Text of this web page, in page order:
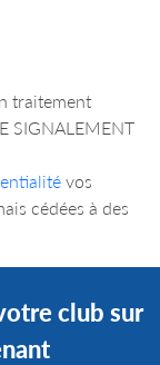
traitement
SIGNALEMENT
vos
cédées à des
club sur